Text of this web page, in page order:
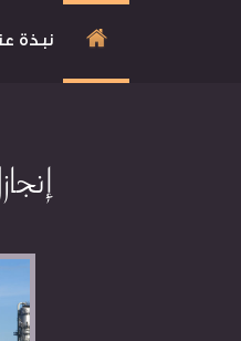
نبذة